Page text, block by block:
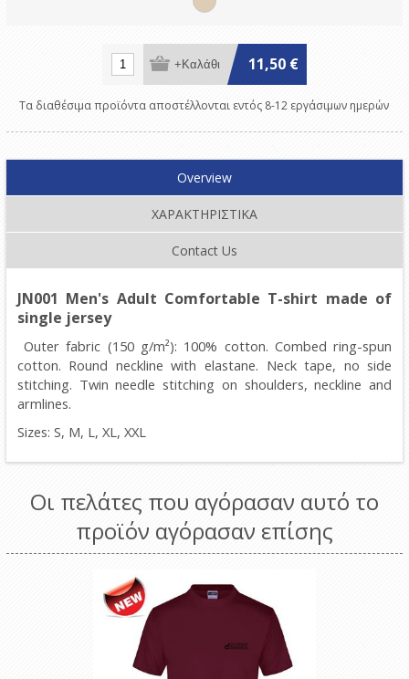
11,50 €
Τα διαθέσιμα προϊόντα αποστέλλονται εντός 8-12 εργάσιμων ημερών
Overview
ΧΑΡΑΚΤΗΡΙΣΤΙΚΑ
Contact Us
JN001 Men's Adult Comfortable T-shirt made of
single jersey
Outer fabric (150 g/m²): 100% cotton. Combed ring-spun
cotton. Round neckline with elastane. Neck tape, no side
stitching. Twin needle stitching on shoulders, neckline and
armlines.
Sizes: S, M, L, XL, XXL
Οι πελάτες που αγόρασαν αυτό το
προϊόν αγόρασαν επίσης